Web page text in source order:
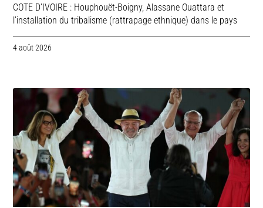
COTE D’IVOIRE : Houphouët-Boigny, Alassane Ouattara et
l’installation du tribalisme (rattrapage ethnique) dans le pays
4 août 2026